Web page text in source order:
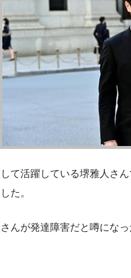
て活躍している堺雅人さ
た。
んが発達障害だと噂にな